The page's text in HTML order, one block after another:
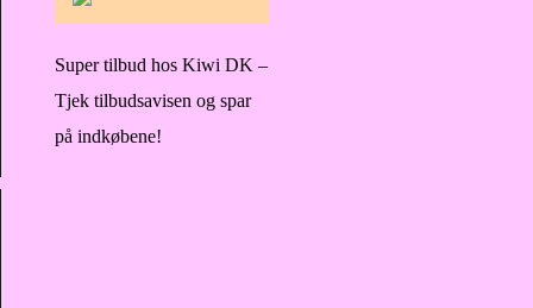
Super tilbud hos Kiwi DK –
Tjek tilbudsavisen og spar
på indkøbene!